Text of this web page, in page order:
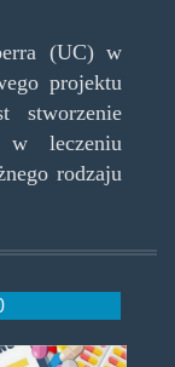
(UC) w
projektu
stworzenie
w leczeniu
rodzaju